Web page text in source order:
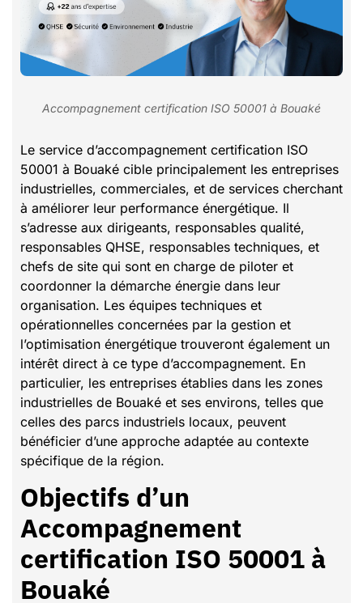
Accompagnement certification ISO 50001 à Bouaké
Le service d’accompagnement certification ISO
50001 à Bouaké cible principalement les entreprises
industrielles, commerciales, et de services cherchant
à améliorer leur performance énergétique. Il
s’adresse aux dirigeants, responsables qualité,
responsables QHSE, responsables techniques, et
chefs de site qui sont en charge de piloter et
coordonner la démarche énergie dans leur
organisation. Les équipes techniques et
opérationnelles concernées par la gestion et
l’optimisation énergétique trouveront également un
intérêt direct à ce type d’accompagnement. En
particulier, les entreprises établies dans les zones
industrielles de Bouaké et ses environs, telles que
celles des parcs industriels locaux, peuvent
bénéficier d’une approche adaptée au contexte
spécifique de la région.
Objectifs d’un
Accompagnement
certification ISO 50001 à
Bouaké